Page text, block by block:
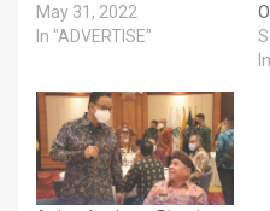
May 31, 2022
In "ADVERTISE"